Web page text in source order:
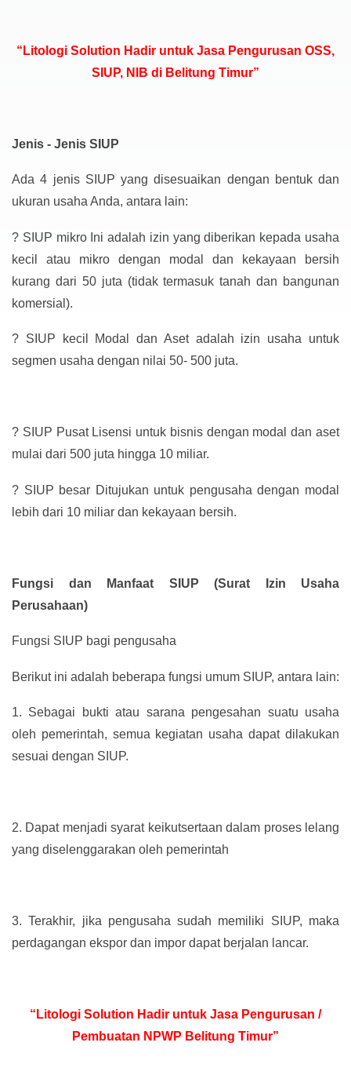
“Litologi Solution Hadir untuk Jasa Pengurusan OSS,
SIUP, NIB di Belitung Timur”
Jenis - Jenis SIUP
Ada 4 jenis SIUP yang disesuaikan dengan bentuk dan
ukuran usaha Anda, antara lain:
? SIUP mikro Ini adalah izin yang diberikan kepada usaha
kecil atau mikro dengan modal dan kekayaan bersih
kurang dari 50 juta (tidak termasuk tanah dan bangunan
komersial).
? SIUP kecil Modal dan Aset adalah izin usaha untuk
segmen usaha dengan nilai 50- 500 juta.
? SIUP Pusat Lisensi untuk bisnis dengan modal dan aset
mulai dari 500 juta hingga 10 miliar.
? SIUP besar Ditujukan untuk pengusaha dengan modal
lebih dari 10 miliar dan kekayaan bersih.
Fungsi dan Manfaat SIUP (Surat Izin Usaha
Perusahaan)
Fungsi SIUP bagi pengusaha
Berikut ini adalah beberapa fungsi umum SIUP, antara lain:
1. Sebagai bukti atau sarana pengesahan suatu usaha
oleh pemerintah, semua kegiatan usaha dapat dilakukan
sesuai dengan SIUP.
2. Dapat menjadi syarat keikutsertaan dalam proses lelang
yang diselenggarakan oleh pemerintah
3. Terakhir, jika pengusaha sudah memiliki SIUP, maka
perdagangan ekspor dan impor dapat berjalan lancar.
“Litologi Solution Hadir untuk Jasa Pengurusan /
Pembuatan NPWP Belitung Timur”